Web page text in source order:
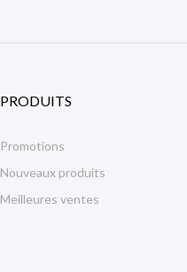
PRODUITS
Promotions
Nouveaux produits
Meilleures ventes